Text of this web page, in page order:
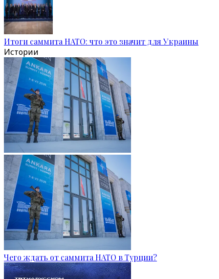
Итоги саммита НАТО: что это значит для Украины
Истории
Чего ждать от саммита НАТО в Турции?